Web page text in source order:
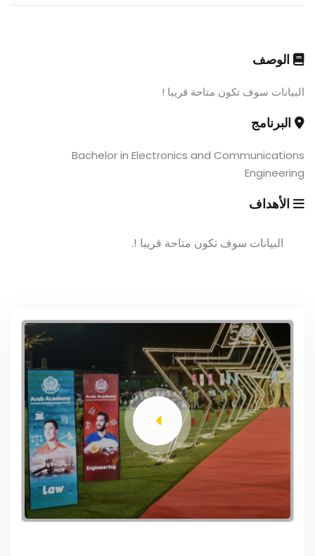
الوصف
البيانات سوف تكون متاحة قريبا !
البرنامج
Bachelor in Electronics and Communications
Engineering
الأهداف
البيانات سوف تكون متاحة قريبا !.